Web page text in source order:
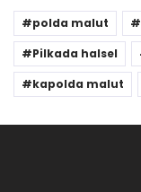
polda malut
Pilkada halsel
kapolda malut